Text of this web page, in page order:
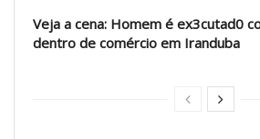
Veja a cena: Homem é ex3cutad0
dentro de comércio em Iranduba